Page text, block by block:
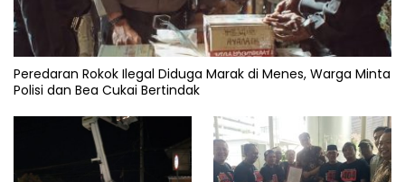
Peredaran Rokok Ilegal Diduga Marak di Menes, Warga Minta
Polisi dan Bea Cukai Bertindak